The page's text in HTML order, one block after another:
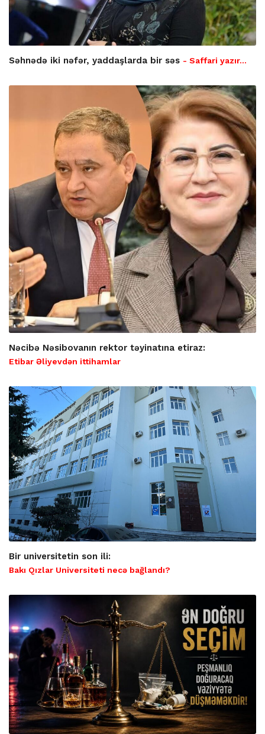
Səhnədə iki nəfər, yaddaşlarda bir səs - Saffari yazır…
Nəcibə Nəsibovanın rektor təyinatına etiraz:
Etibar Əliyevdən ittihamlar
Bir universitetin son ili:
Bakı Qızlar Universiteti necə bağlandı?